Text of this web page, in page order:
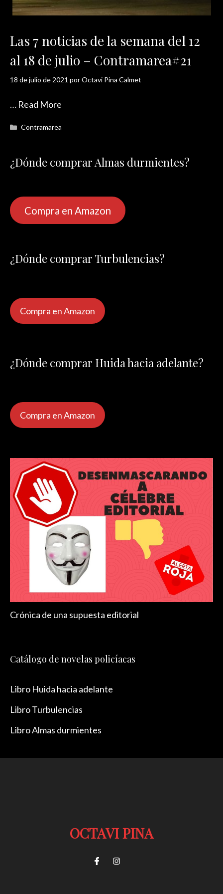
Las 7 noticias de la semana del 12
al 18 de julio – Contramarea#21
18 de julio de 2021 porOctavi Pina Calmet
… Read More
Categorías
Contramarea
¿Dónde comprar Almas durmientes?
Compra en Amazon
¿Dónde comprar Turbulencias?
Compra en Amazon
¿Dónde comprar Huida hacia adelante?
Compra en Amazon
Crónica de una supuesta editorial
Catálogo de novelas policíacas
Libro Huida hacia adelante
Libro Turbulencias
Libro Almas durmientes
OCTAVI PINA